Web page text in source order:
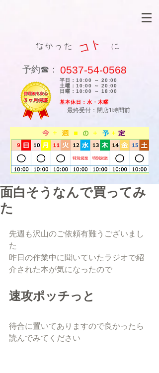
コト
なかった に
​予約☎： 0537-54-0568
平日：10:00 ～ 20:00
土曜：10:00 ～ 20:00
日曜：10:00 ～ 18:00
​基本休日：水・木曜
最終受付：閉店1時間前
面白そうなんで買ってみ
た
先週も沢山のご依頼有難うございまし
た
昨日の作業中に聞いていたラジオで紹
介された本が気になったので
速攻ポッチっと
待合に置いてありますので良かったら
読んでみてください